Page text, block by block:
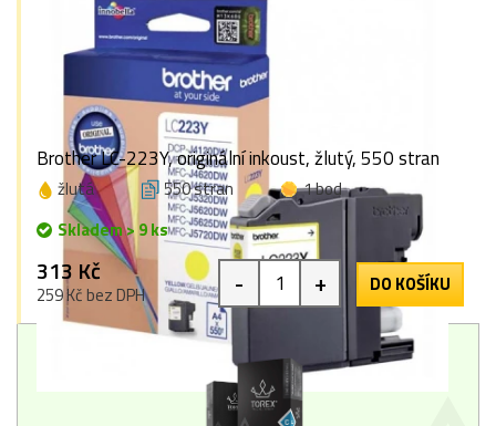
Brother LC-223Y, originální inkoust, žlutý, 550 stran
žlutá 550 stran
1 bod
Skladem > 9 ks
313 Kč
259 Kč bez DPH - + DO KOŠÍKU